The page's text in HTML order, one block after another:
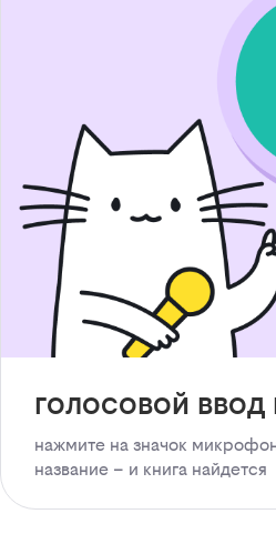
голосовой ввод
нажмите на значок
название – и книга найдется